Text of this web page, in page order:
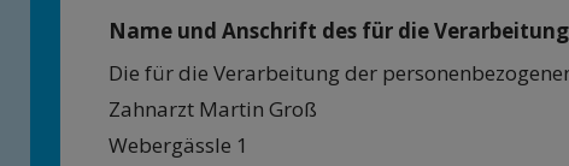
Name und Anschrift des für die
Die für die Verarbeitung der
Zahnarzt Martin Groß
Webergässle 1